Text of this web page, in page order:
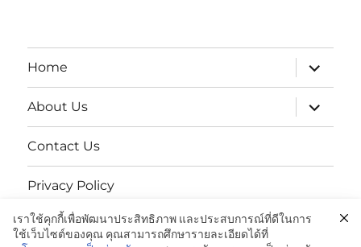
Home
expand
child
menu
About Us
expand
child
menu
Contact Us
Privacy Policy
นโยบายความเป็นส่วนตัว
เราใช้คุกกี้เพื่อพัฒนาประสิทธิภาพ และประสบการณ์ที่ดีในการ
ใช้เว็บไซต์ของคุณ คุณสามารถศึกษารายละเอียดได้ที่